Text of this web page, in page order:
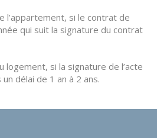
l’appartement, si le contrat de
qui suit la signature du contrat
logement, si la signature de l’acte
délai de 1 an à 2 ans.